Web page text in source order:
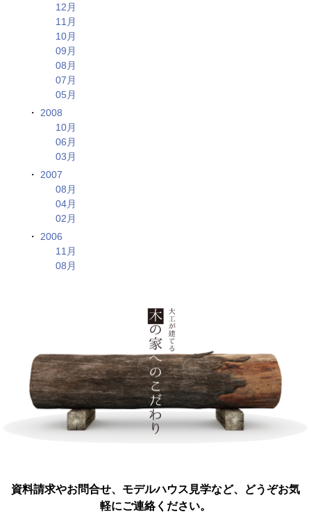
12月
11月
10月
09月
08月
07月
05月
2008
10月
06月
03月
2007
08月
04月
02月
2006
11月
08月
資料請求やお問合せ、モデルハウス見学など、どうぞお気
軽にご連絡ください。